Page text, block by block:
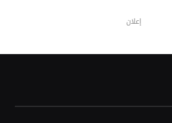
إعلان